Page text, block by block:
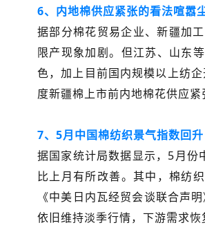
6、内地棉供应紧张的看法喧嚣
据部分棉花贸易企业、新疆加
限产现象加剧。但江苏、山东
色，加上目前国内规模以上纺
度新疆棉上市前内地棉花供应
7、5月中国棉纺织景气指数回升
据国家统计局数据显示，5月
比上月有所改善。其中，棉纺
《中美日内瓦经贸会谈联合声
依旧维持淡季行情，下游需求